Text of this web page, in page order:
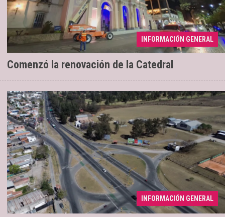
INFORMACIÓN GENERAL
Comenzó la renovación de la Catedral
04/08/2026 Se ejecuta una intervención con
tecnología LED
INFORMACIÓN GENERAL
04/08/2026 Renovación de 2,6 kilómetros